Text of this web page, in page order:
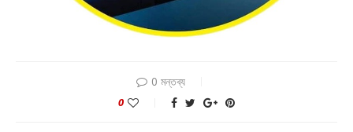
0 মন্তব্য
0